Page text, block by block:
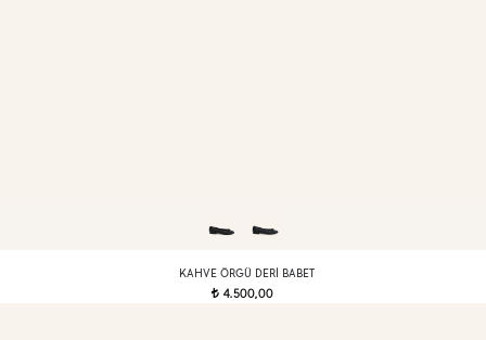
KAHVE ÖRGÜ DERI BABET
t4.500,00